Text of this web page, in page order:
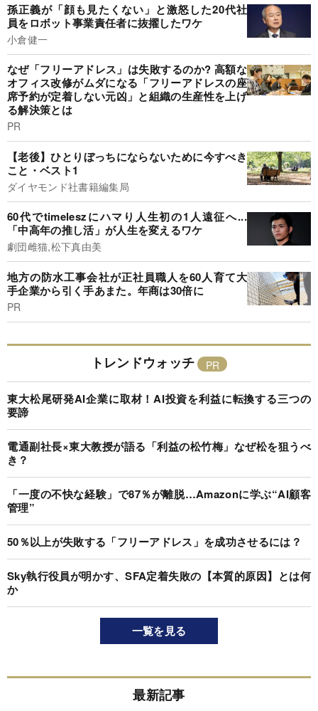
孫正義が「顔も見たくない」と激怒した20代社
員をロボット事業責任者に抜擢したワケ
小倉健一
なぜ「フリーアドレス」は失敗するのか? 高額な
オフィス改修がムダになる「フリーアドレスの座
席予約が定着しない元凶」と組織の生産性を上げ
る解決策とは
PR
【老後】ひとりぼっちにならないために今すべき
こと・ベスト1
ダイヤモンド社書籍編集局
60代でtimeleszにハマり人生初の1人遠征へ...
「中高年の推し活」が人生を変えるワケ
劇団雌猫,松下真由美
地方の防水工事会社が正社員職人を60人育て大
手企業から引く手あまた。年商は30倍に
PR
トレンドウォッチ
東大松尾研発AI企業に取材！AI投資を利益に転換する三つの
要諦
電通副社長×東大教授が語る「利益の松竹梅」なぜ松を狙うべ
き？
「一度の不快な経験」で87％が離脱…Amazonに学ぶ“AI顧客
管理”
50％以上が失敗する「フリーアドレス」を成功させるには？
Sky執行役員が明かす、SFA定着失敗の【本質的原因】とは何
か
一覧を見る
最新記事